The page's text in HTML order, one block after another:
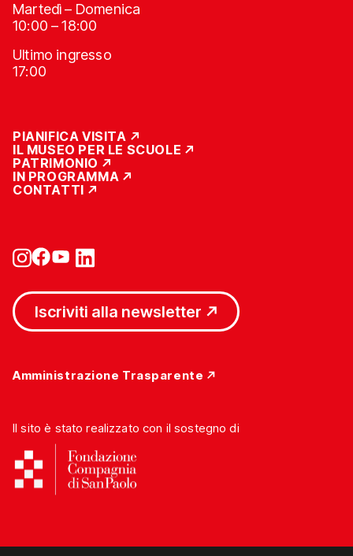
Martedì – Domenica
10:00 – 18:00
Ultimo ingresso
17:00
PIANIFICA VISITA
IL MUSEO PER LE SCUOLE
PATRIMONIO
IN PROGRAMMA
CONTATTI
Iscriviti alla newsletter
Amministrazione Trasparente
Il sito è stato realizzato con il sostegno di